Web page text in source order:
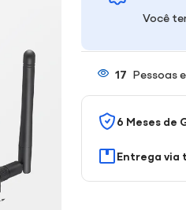
Você
17 Pessoas
6 Meses de
Entrega